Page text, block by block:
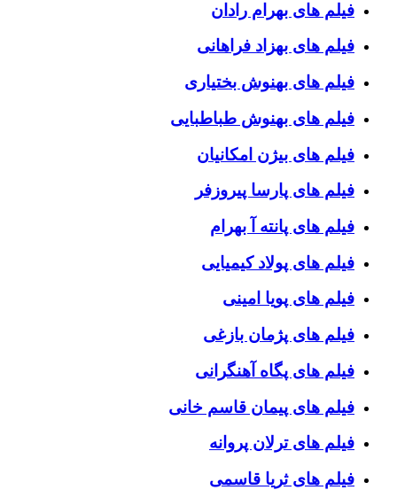
فیلم های بهرام رادان
فیلم های بهزاد فراهانی
فیلم های بهنوش بختیاری
فیلم های بهنوش طباطبایی
فیلم های بیژن امکانیان
فیلم های پارسا پیروزفر
فیلم های پانته آ بهرام
فیلم های پولاد کیمیایی
فیلم های پویا امینی
فیلم های پژمان بازغی
فیلم های پگاه آهنگرانی
فیلم های پیمان قاسم خانی
فیلم های ترلان پروانه
فیلم های ثریا قاسمی